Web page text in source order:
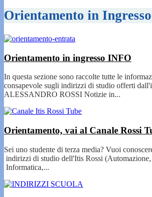
Orientamento in Ingresso
Orientamento in ingresso INFO
In questa sezione sono raccolte tutte le
consapevole sugli indirizzi di studio offerti
ALESSANDRO ROSSI Notizie in...
Orientamento, vai al Canale Rossi
Sei uno studente di terza media? Vuoi
indirizzi di studio dell'Itis Rossi
Informatica,...